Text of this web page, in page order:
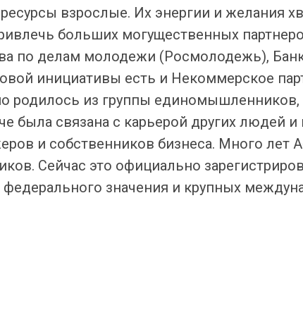
взрослые. Их энергии и желания
больших могущественных
по делам молодежи (Росмолодежь),
инициативы есть и Некоммерское
родилось из группы единомышленников,
была связана с карьерой других людей
и собственников бизнеса. Много
Сейчас это официально
значения и крупных